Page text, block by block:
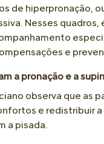
de hiperpronação,
Nesses quadros,
e
a pronação e a
observa que as
e redistribuir a
a pisada.